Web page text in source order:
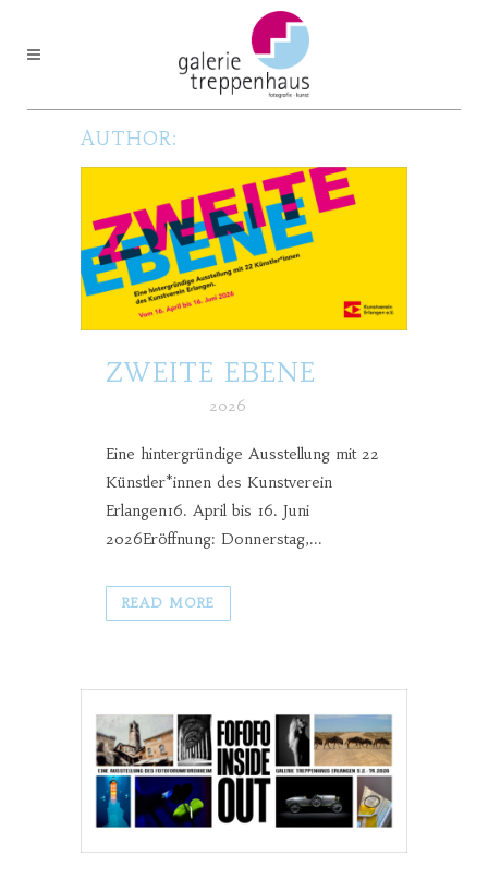
AUTHOR:
ZWEITE EBENE
2026
Eine hintergründige Ausstellung mit 22
Künstler*innen des Kunstverein
Erlangen16. April bis 16. Juni
2026Eröffnung: Donnerstag,...
READ MORE